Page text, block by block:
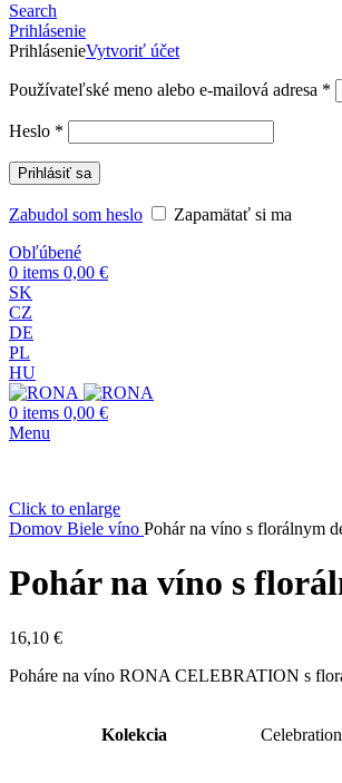
Search
Prihlásenie
PrihlásenieVytvoriť účet
Používateľské meno alebo e-mailová adresa *
Heslo *
Prihlásiť sa
Zabudol som heslo
Zapamätať si ma
Obľúbené
0 items 0,00 €
SK
CZ
DE
PL
HU
0 items 0,00 €
Menu
Click to enlarge
Domov Biele víno Pohár na víno s florálnym
Pohár na víno s
16,10 €
Poháre na víno RONA CELEBRATION s
Kolekcia